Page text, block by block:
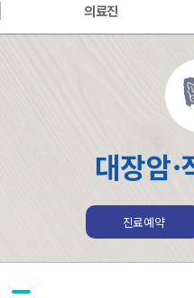
의료진
대장암·
진료예약